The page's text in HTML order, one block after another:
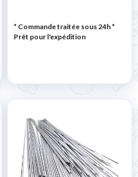
* Commande traitée sous 24h*
Prêt pour l'expédition